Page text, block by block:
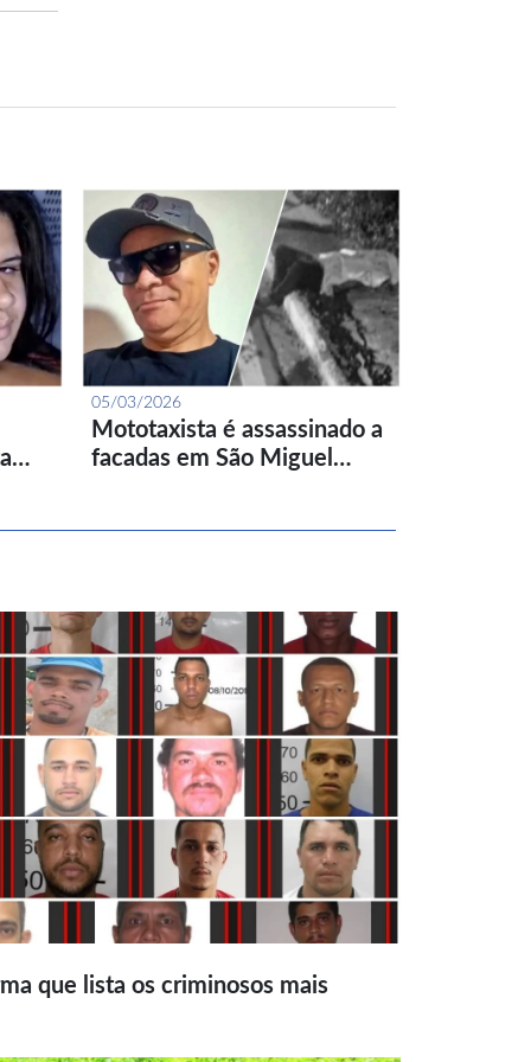
05/03/2026
Mototaxista é assassinado a
facadas em São Miguel…
que lista os criminosos mais